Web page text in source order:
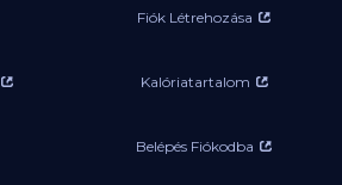
Fiók Létrehozása
Kalóriatartalom
Belépés Fiókodba